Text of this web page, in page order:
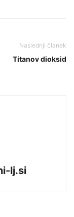
Naslednji članek
Titanov dioksid
lj.si